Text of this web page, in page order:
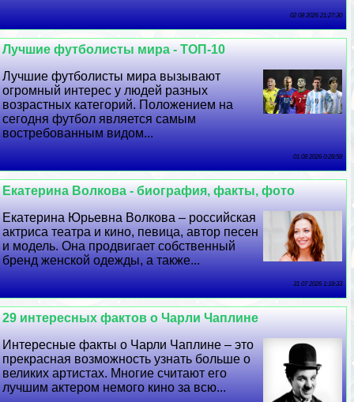
02 08 2026 21:27:30
Лучшие футболисты мира - ТОП-10
Лучшие футболисты мира вызывают
огромный интерес у людей разных
возрастных категорий. Положением на
сегодня футбол является самым
востребованным видом...
01 08 2026 0:28:58
Екатерина Волкова - биография, факты, фото
Екатерина Юрьевна Волкова – российская
актриса театра и кино, певица, автор песен
и модель. Она продвигает собственный
бренд женской одежды, а также...
31 07 2026 1:18:33
29 интересных фактов о Чарли Чаплине
Интересные факты о Чарли Чаплине – это
прекрасная возможность узнать больше о
великих артистах. Многие считают его
лучшим актером немого кино за всю...